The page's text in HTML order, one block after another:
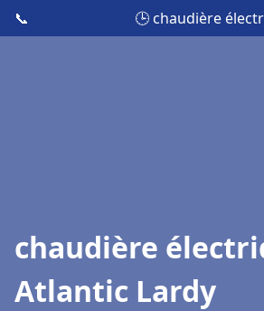
📞 🕒 chaudière
chaudière
Atlantic Lardy